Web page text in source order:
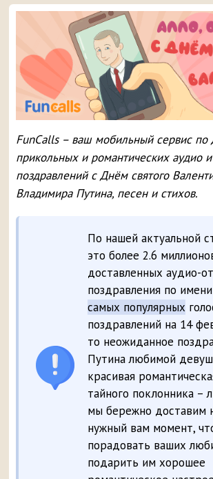
FunCalls – ваш мобильный сервис по
прикольных и романтических аудио
поздравлений с Днём святого
Владимира Путина, песен и стихов.
По нашей актуальной
это более 2.6
доставленных аудио-
поздравления по
самых популярных
поздравлений на 14
то неожиданное
Путина любимой
красивая
тайного поклонника –
мы бережно доставим
нужный вам момент,
порадовать ваших
подарить им хорошее